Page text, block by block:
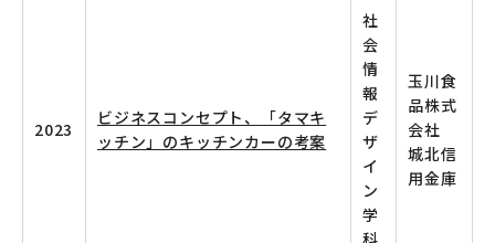
2023
ビジネスコンセプト、「タマキ
ッチン」のキッチンカーの考案
社
会
情
報
デ
ザ
イ
ン
学
科
玉川食
品株式
会社
城北信
用金庫